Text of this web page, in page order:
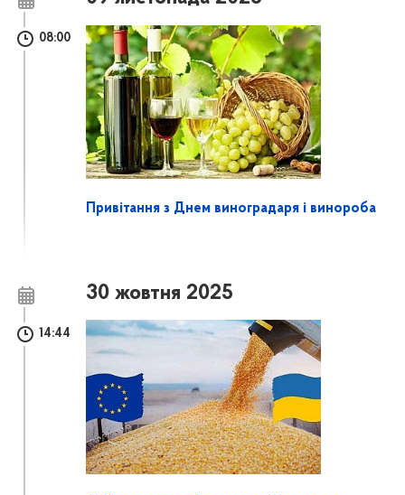
08:00
Привітання з Днем виноградаря і винороба
30 жовтня 2025
14:44